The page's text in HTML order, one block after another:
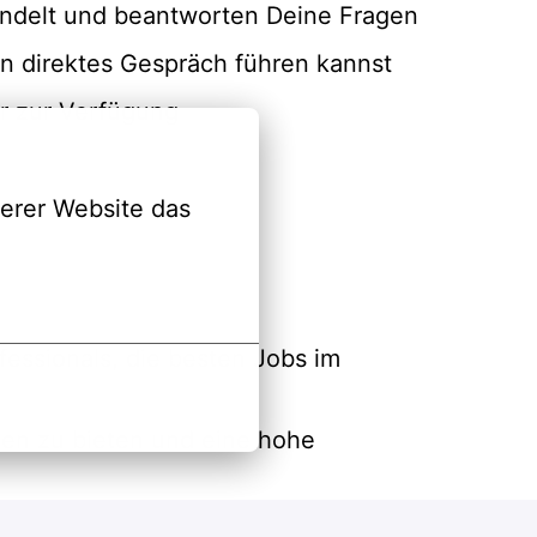
Website das
und beantworten Deine Fragen
direktes Gespräch führen kannst
zur Verfügung
die besten Jobs im
zu bieten und eine hohe